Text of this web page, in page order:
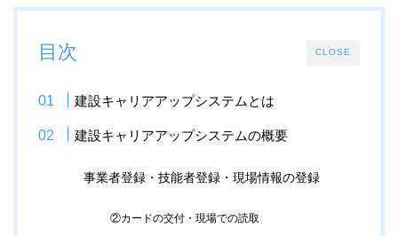
CLOSE
目次
建設キャリアアップシステムとは
建設キャリアアップシステムの概要
事業者登録・技能者登録・現場情報の登録
②カードの交付・現場での読取